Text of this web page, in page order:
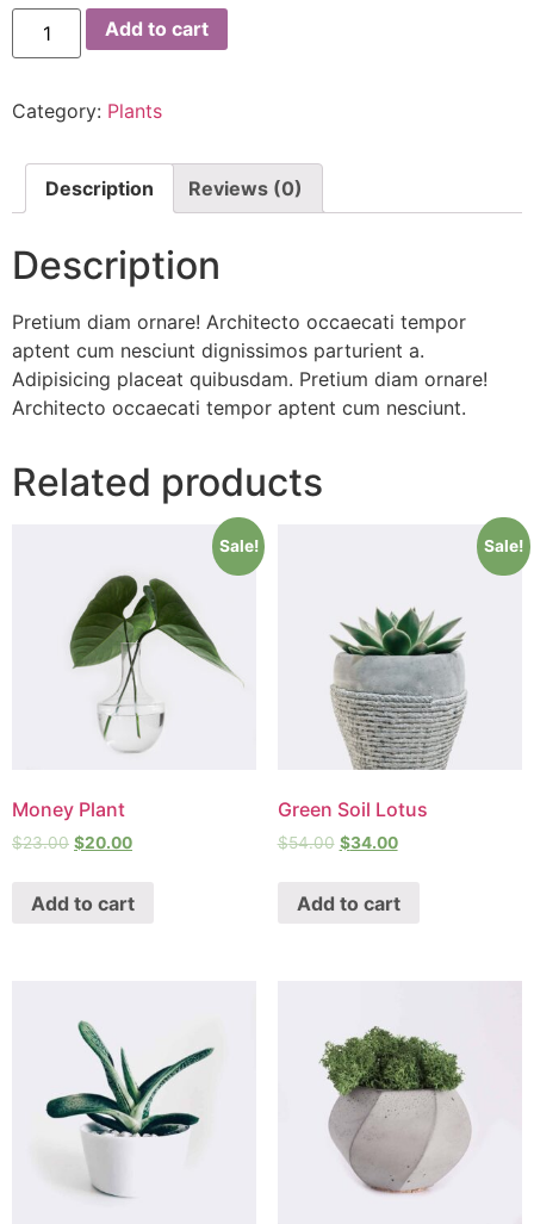
Aluminum
Plant
quantity
Add to cart
Category: Plants
Description Reviews (0)
Description
Pretium diam ornare! Architecto occaecati tempor
aptent cum nesciunt dignissimos parturient a.
Adipisicing placeat quibusdam. Pretium diam ornare!
Architecto occaecati tempor aptent cum nesciunt.
Related products
Sale!
Money Plant
$23.00 $20.00
Add to cart
Sale!
Green Soil Lotus
$54.00 $34.00
Add to cart